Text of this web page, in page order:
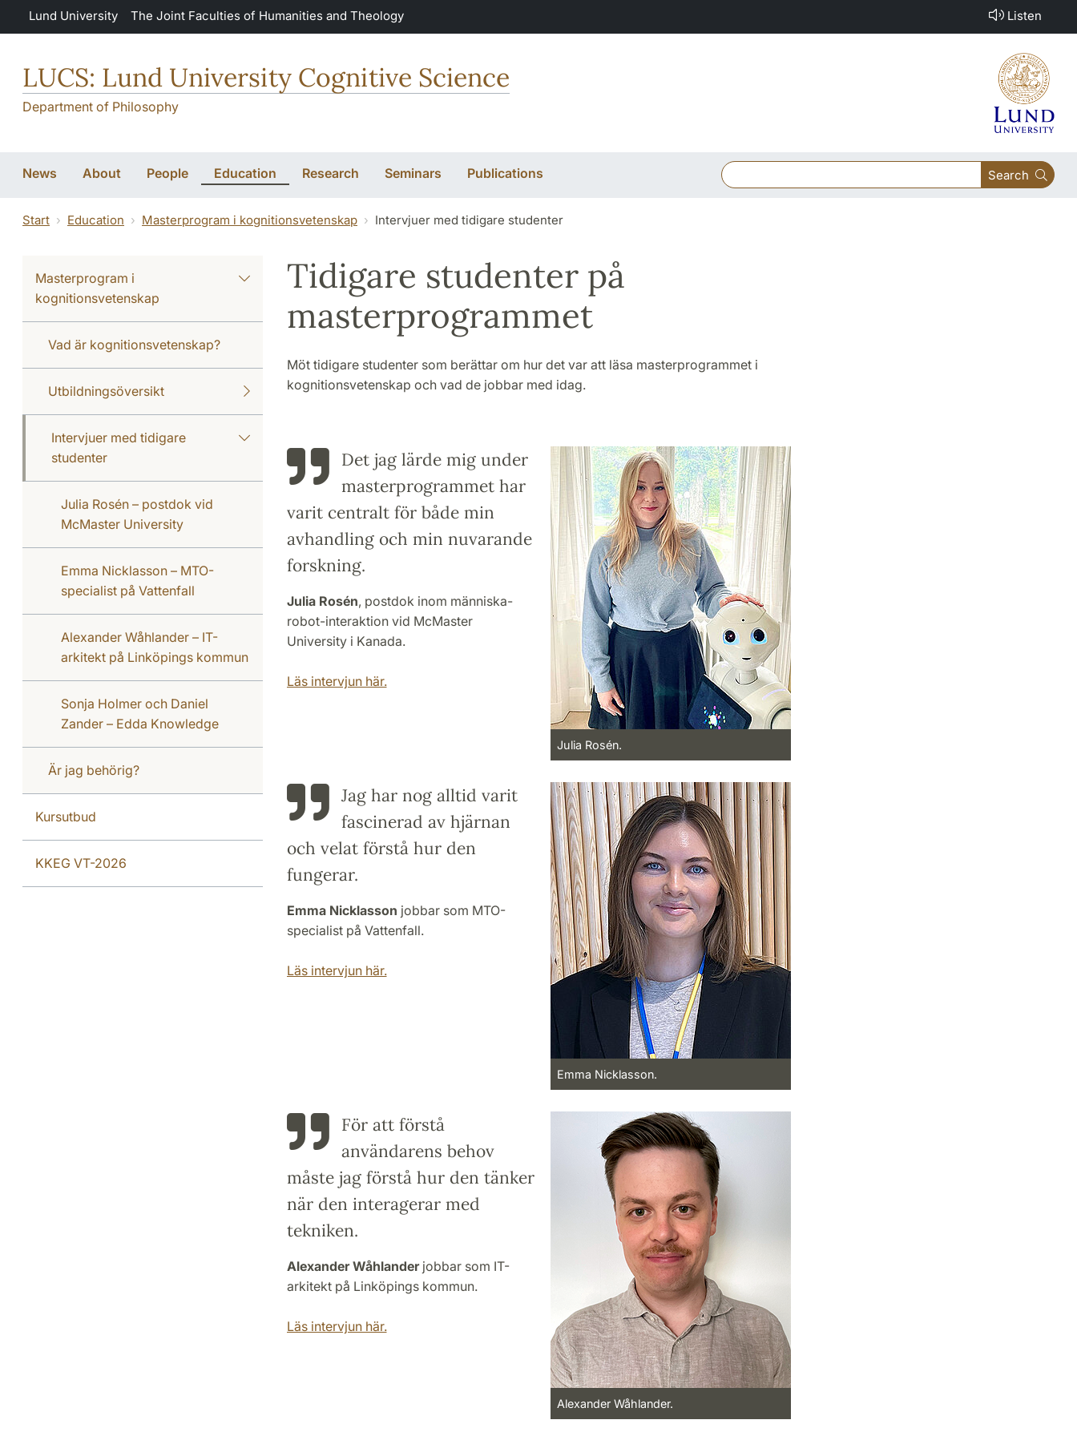
Skip to main content
Lund University The Joint Faculties of Humanities and Theology Listen
LUCS: Lund University Cognitive Science
Department of Philosophy
News About People Education Research Seminars Publications Search
Start Education Masterprogram i kognitionsvetenskap Intervjuer med tidigare studenter
Masterprogram i
kognitionsvetenskap
Vad är kognitionsvetenskap?
Utbildningsöversikt
Intervjuer med tidigare
studenter
Julia Rosén – postdok vid
McMaster University
Emma Nicklasson – MTO-
specialist på Vattenfall
Alexander Wåhlander – IT-
arkitekt på Linköpings kommun
Sonja Holmer och Daniel
Zander – Edda Knowledge
Är jag behörig?
Kursutbud
KKEG VT-2026
Tidigare studenter på
masterprogrammet
Möt tidigare studenter som berättar om hur det var att läsa masterprogrammet i
kognitionsvetenskap och vad de jobbar med idag.
Julia Rosén.
Det jag lärde mig under
masterprogrammet har
varit centralt för både min
avhandling och min nuvarande
forskning.
Julia Rosén, postdok inom människa-
robot-interaktion vid McMaster
University i Kanada.
Läs intervjun här.
Emma Nicklasson.
Jag har nog alltid varit
fascinerad av hjärnan
och velat förstå hur den
fungerar.
Emma Nicklasson jobbar som MTO-
specialist på Vattenfall.
Läs intervjun här.
Alexander Wåhlander.
För att förstå
användarens behov
måste jag förstå hur den tänker
när den interagerar med
tekniken.
Alexander Wåhlanderjobbar som IT-
arkitekt på Linköpings kommun.
Läs intervjun här.